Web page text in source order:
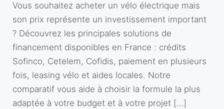
Vous souhaitez acheter un vélo électrique mais
son prix représente un investissement important
? Découvrez les principales solutions de
financement disponibles en France : crédits
Sofinco, Cetelem, Cofidis, paiement en plusieurs
fois, leasing vélo et aides locales. Notre
comparatif vous aide à choisir la formule la plus
adaptée à votre budget et à votre projet […]